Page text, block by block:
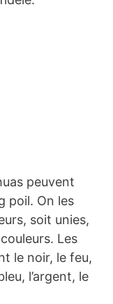
peuvent
poil. On les
soit unies,
Les
le noir, le feu,
l’argent, le